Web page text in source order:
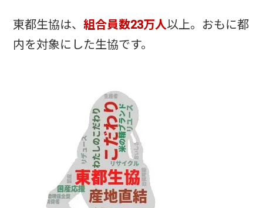
東都生協は、組合員数23万人以上。おもに都
内を対象にした生協です。